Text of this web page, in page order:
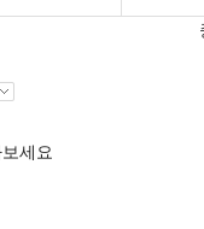
세요